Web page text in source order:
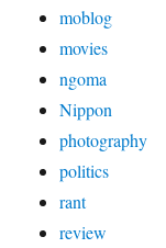
moblog
movies
ngoma
Nippon
photography
politics
rant
review